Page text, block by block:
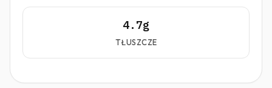
4.7g
TŁUSZCZE